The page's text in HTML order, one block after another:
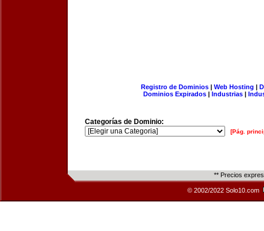
Registro de Dominios| Web Hosting |
Dominios Expirados | Industrias |
Categorías de Dominio:
[Pág.
** Precios
© 2002/2022 Solo10.com